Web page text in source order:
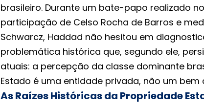
brasileiro. Durante um bate-papo realizado no
participação de Celso Rocha de Barros e
Schwarcz, Haddad não hesitou em
problemática histórica que, segundo ele,
atuais: a percepção da classe dominante
Estado é uma entidade privada, não um bem
As Raízes Históricas da Propriedade